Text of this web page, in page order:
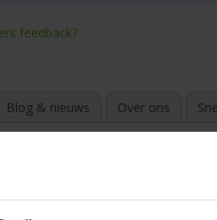
feedback?
Blog & nieuws Over ons